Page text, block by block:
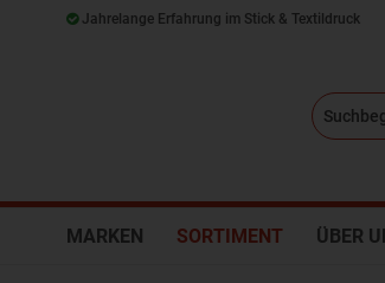
Jahrelange Erfahrung im Stick & Textildruck
MARKEN SORTIMENT ÜBER